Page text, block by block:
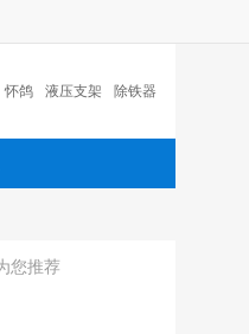
怀鸽 液压支架 除铁器
您推荐